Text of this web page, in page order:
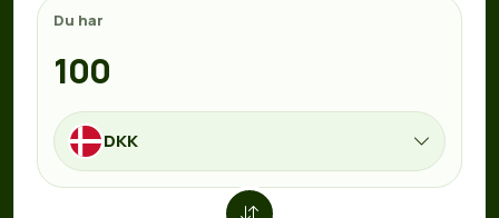
Du har
DKK